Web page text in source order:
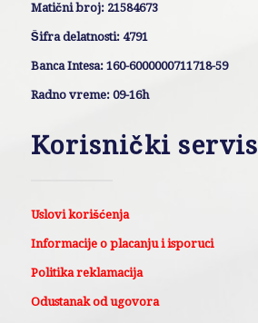
Matični broj: 21584673
Šifra delatnosti: 4791
Banca Intesa: 160-6000000711718-59
Radno vreme: 09-16h
Korisnički servis
Uslovi korišćenja
Informacije o placanju i isporuci
Politika reklamacija
Odustanak od ugovora